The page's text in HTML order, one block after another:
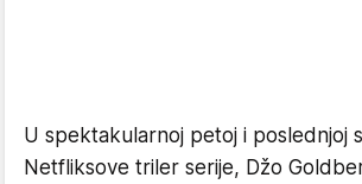
U spektakularnoj petoj i poslednjoj
Netfliksove triler serije, Džo